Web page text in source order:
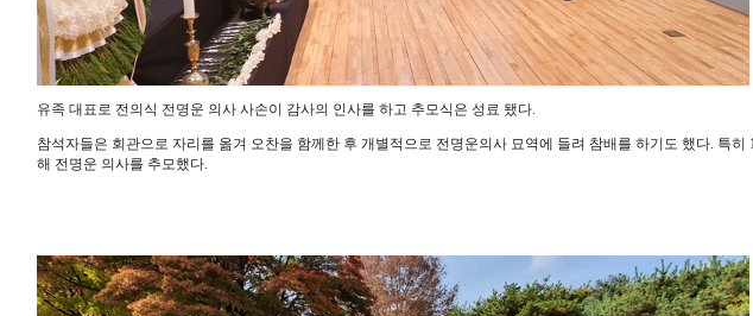
유족 대표로 전의식 전명운 의사 사손이 감사의 인사를 하고 추모식은 성료 됐다.
참석자들은 회관으로 자리를 옮겨 오찬을 함께한 후 개별적으로 전명운의사 묘역에 들려 참배를 하기도 했다. 특
해 전명운 의사를 추모했다.